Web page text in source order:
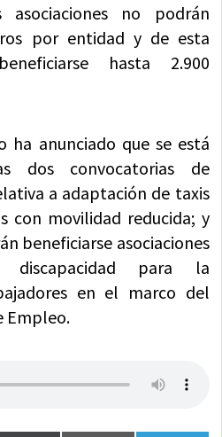
asociaciones no podrán
por entidad y de esta
hasta 2.900
ha anunciado que se está
dos convocatorias de
a adaptación de taxis
con movilidad reducida; y
beneficiarse asociaciones
para la
en el marco del
Empleo.